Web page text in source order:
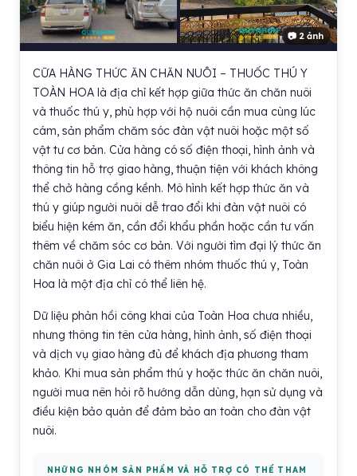
📷 2 ảnh
CỮA HÀNG THỨC ĂN CHĂN NUÔI – THUỐC THÚ Y
TOÀN HOA là địa chỉ kết hợp giữa thức ăn chăn nuôi
và thuốc thú y, phù hợp với hộ nuôi cần mua cùng lúc
cám, sản phẩm chăm sóc đàn vật nuôi hoặc một số
vật tư cơ bản. Cửa hàng có số điện thoại, hình ảnh và
thông tin hỗ trợ giao hàng, thuận tiện với khách không
thể chở hàng cồng kềnh. Mô hình kết hợp thức ăn và
thú y giúp người nuôi dễ trao đổi khi đàn vật nuôi có
biểu hiện kém ăn, cần đổi khẩu phần hoặc cần tư vấn
thêm về chăm sóc cơ bản. Với người tìm đại lý thức ăn
chăn nuôi ở Gia Lai có thêm nhóm thuốc thú y, Toàn
Hoa là một địa chỉ có thể liên hệ.
Dữ liệu phản hồi công khai của Toàn Hoa chưa nhiều,
nhưng thông tin tên cửa hàng, hình ảnh, số điện thoại
và dịch vụ giao hàng đủ để khách địa phương tham
khảo. Khi mua sản phẩm thú y hoặc thức ăn chăn nuôi,
người mua nên hỏi rõ hướng dẫn dùng, hạn sử dụng và
điều kiện bảo quản để đảm bảo an toàn cho đàn vật
nuôi.
NHỮNG NHÓM SẢN PHẨM VÀ HỖ TRỢ CÓ THỂ THAM